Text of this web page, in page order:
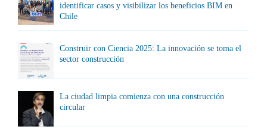
identificar casos y visibilizar los beneficios BIM en
Chile
Construir con Ciencia 2025: La innovación se toma el
sector construcción
La ciudad limpia comienza con una construcción
circular